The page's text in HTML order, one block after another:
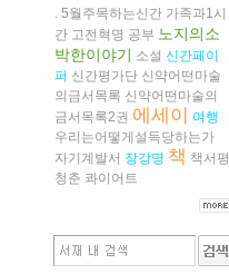
5월주목하는신간 가족과1시
간 고전혁명 공부 노지의소
박한이야기 소설 신간페이
퍼 신간평가단 신약어떤마술
의금서목록 신약어떤마술의
금서목록2권 에세이 여행
우리는어떻게설득당하는가
자기계발서 장강명 책 책서평
청춘 콰이어트